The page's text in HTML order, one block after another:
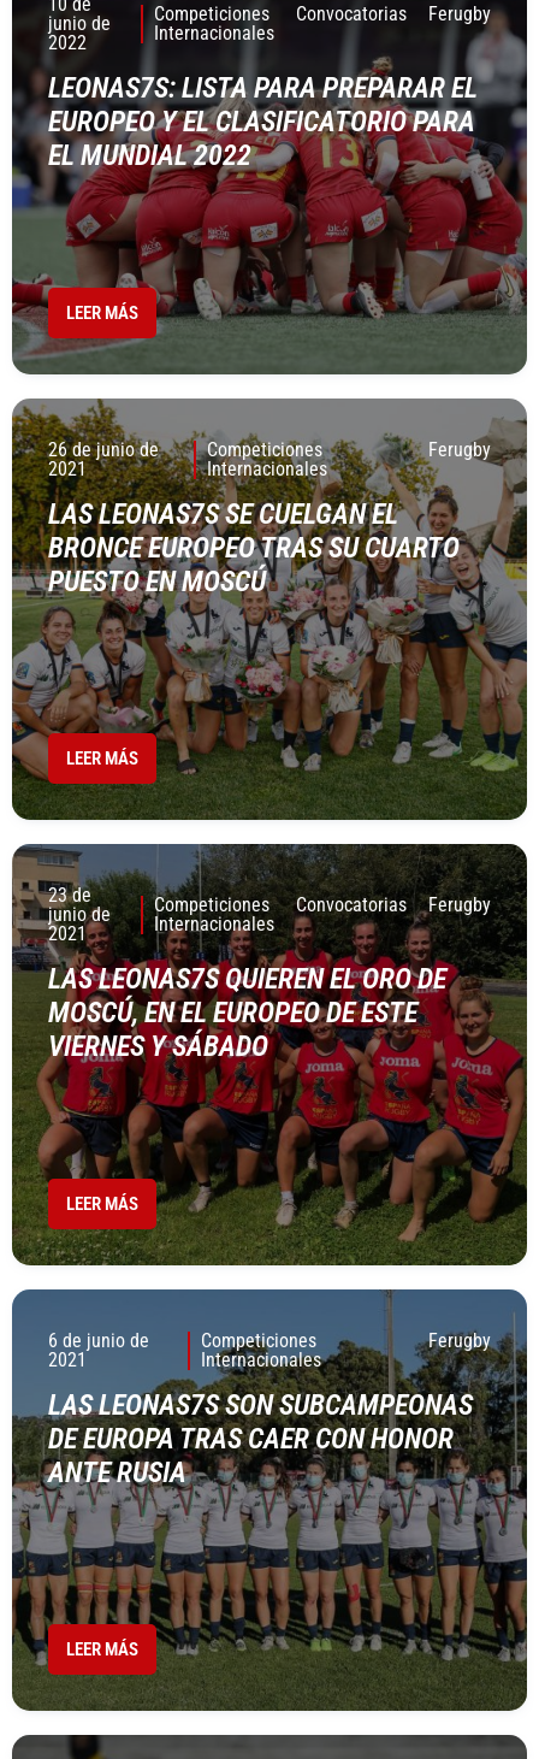
junio de
2022
Competiciones
Internacionales
Convocatorias Ferugby
LEONAS7S: LISTA PARA PREPARAR EL
EUROPEO Y EL CLASIFICATORIO PARA
EL MUNDIAL 2022
LEER MÁS
26 de junio de
2021
Competiciones
Internacionales
Ferugby
LAS LEONAS7S SE CUELGAN EL
BRONCE EUROPEO TRAS SU CUARTO
PUESTO EN MOSCÚ
LEER MÁS
23 de
junio de
2021
Competiciones
Internacionales
Convocatorias Ferugby
LAS LEONAS7S QUIEREN EL ORO DE
MOSCÚ, EN EL EUROPEO DE ESTE
VIERNES Y SÁBADO
LEER MÁS
6 de junio de
2021
Competiciones
Internacionales
Ferugby
LAS LEONAS7S SON SUBCAMPEONAS
DE EUROPA TRAS CAER CON HONOR
ANTE RUSIA
LEER MÁS